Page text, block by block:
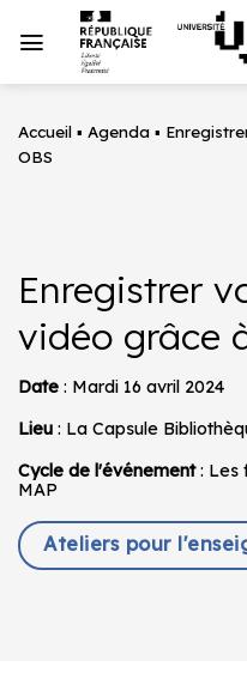
au
Accueil ▪ Agenda ▪
OBS
Enregistrer
vidéo grâce
Date : Mardi 16 avril 2024
Lieu : La Capsule
Cycle de l'événement: Les
MAP
Ateliers pour